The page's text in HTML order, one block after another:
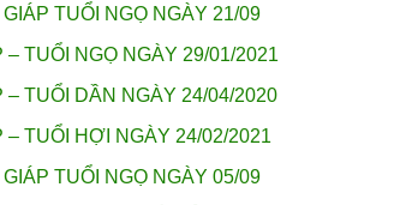
TUỔI NGỌ NGÀY 21/09
TUỔI NGỌ NGÀY 29/01/2021
TUỔI DẦN NGÀY 24/04/2020
TUỔI HỢI NGÀY 24/02/2021
TUỔI NGỌ NGÀY 05/09